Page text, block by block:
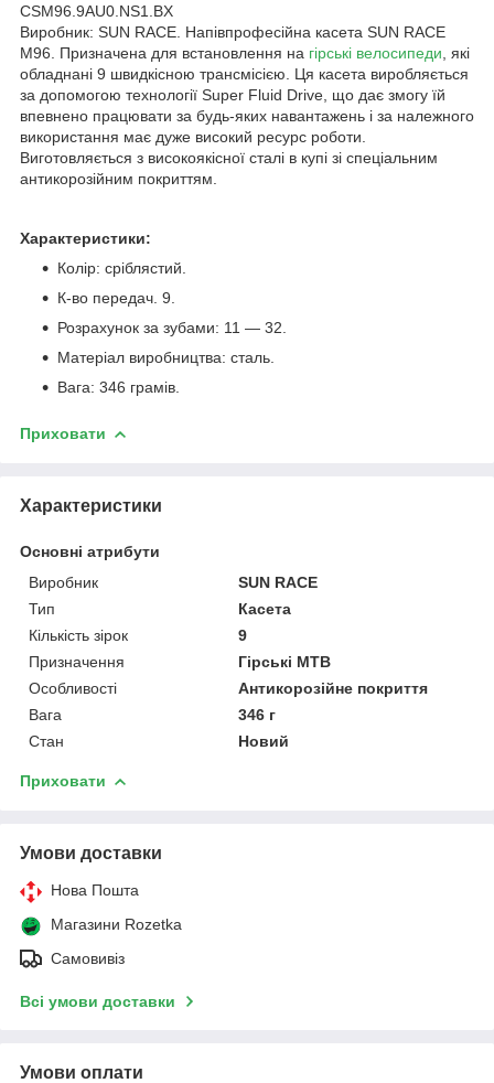
CSM96.9AU0.NS1.BX
Виробник: SUN RACE. Напівпрофесійна касета SUN RACE
M96. Призначена для встановлення на гірські велосипеди , які
обладнані 9 швидкісною трансмісією. Ця касета виробляється
за допомогою технології Super Fluid Drive, що дає змогу їй
впевнено працювати за будь-яких навантажень і за належного
використання має дуже високий ресурс роботи.
Виготовляється з високоякісної сталі в купі зі спеціальним
антикорозійним покриттям.
Характеристики:
Колір: сріблястий.
К-во передач. 9.
Розрахунок за зубами: 11 — 32.
Матеріал виробництва: сталь.
Вага: 346 грамів.
Приховати
Характеристики
Основні атрибути
Виробник
SUN RACE
Тип
Касета
Кількість зірок
9
Призначення
Гірські MTB
Особливості
Антикорозійне покриття
Вага
346 г
Стан
Новий
Приховати
Умови доставки
Нова Пошта
Магазини Rozetka
Самовивіз
Всі умови доставки
Умови оплати